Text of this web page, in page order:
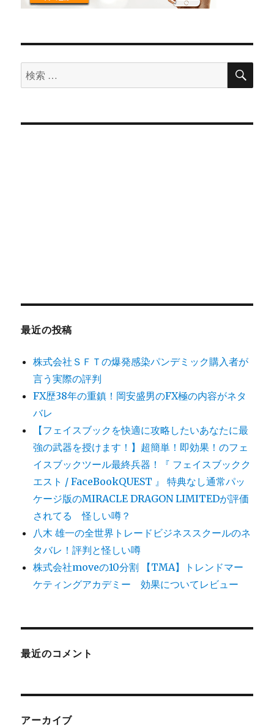
検
索
象:
検
最近の投稿
株式会社ＳＦＴの爆発感染パンデミック購入者が
言う実際の評判
FX歴38年の重鎮！岡安盛男のFX極の内容がネタ
バレ
【フェイスブックを快適に攻略したいあなたに最
強の武器を授けます！】超簡単！即効果！のフェ
イスブックツール最終兵器！『 フェイスブックク
エスト / FaceBookQUEST 』 特典なし通常パッ
ケージ版のMIRACLE DRAGON LIMITEDが評価
されてる 怪しい噂？
八木 雄一の全世界トレードビジネススクールのネ
タバレ！評判と怪しい噂
株式会社moveの10分割 【TMA】トレンドマー
ケティングアカデミー 効果についてレビュー
最近のコメント
アーカイブ